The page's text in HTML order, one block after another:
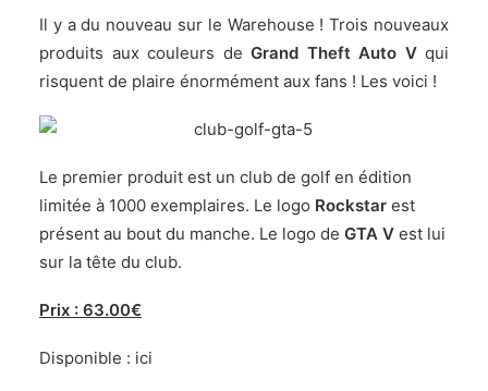
Il y a du nouveau sur le Warehouse ! Trois nouveaux
produits aux couleurs de Grand Theft Auto Vqui
risquent de plaire énormément aux fans ! Les voici !
Le premier produit est un club de golf en édition
limitée à 1000 exemplaires. Le logo Rockstar est
présent au bout du manche. Le logo de GTA V est lui
sur la tête du club.
Prix : 63.00€
Disponible : ici